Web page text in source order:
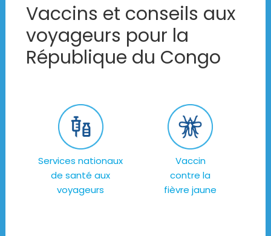
Vaccins et conseils aux
voyageurs pour la
République du Congo
Services nationaux
de santé aux
voyageurs
Vaccin
contre la
fièvre jaune